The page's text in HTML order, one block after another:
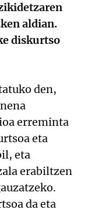
aldian.
diskurtso
den,
erreminta
eta
eta
erabiltzen
da eta